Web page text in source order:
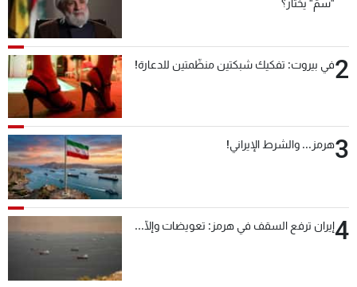
"سمّ" يختار؟
2في بيروت: تفكيك شبكتين منظّمتين للدعارة!
3هرمز... والشرط الإيراني!
4إيران ترفع السقف في هرمز: تعويضات وإلّا...